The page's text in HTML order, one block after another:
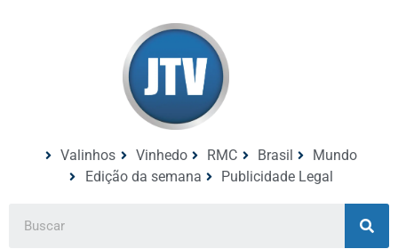
Valinhos Vinhedo RMC Brasil
Mundo
Edição da semana
Publicidade Legal